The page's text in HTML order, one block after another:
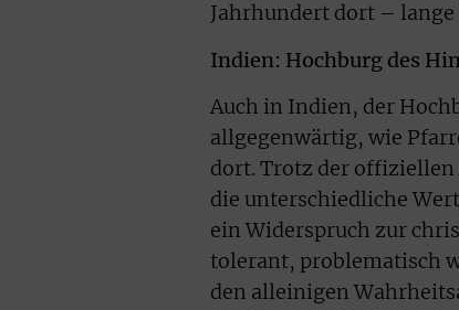
Jahrhundert dort –
Indien: Hochburg des
Auch in Indien, der
allgegenwärtig, wie
dort. Trotz der offiziellen
die unterschiedliche
ein Widerspruch zur
tolerant, problematisch
den alleinigen